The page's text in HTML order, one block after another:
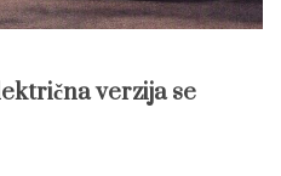
verzija se